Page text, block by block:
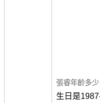
張睿年齡多少
生日是